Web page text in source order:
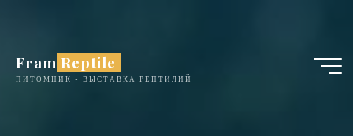
Fram Reptile
ПИТОМНИК - ВЫСТАВКА РЕПТИЛИЙ